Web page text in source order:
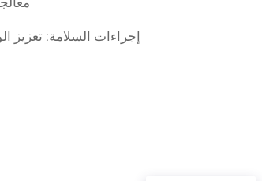
إجراءات السلامة: تعزيز